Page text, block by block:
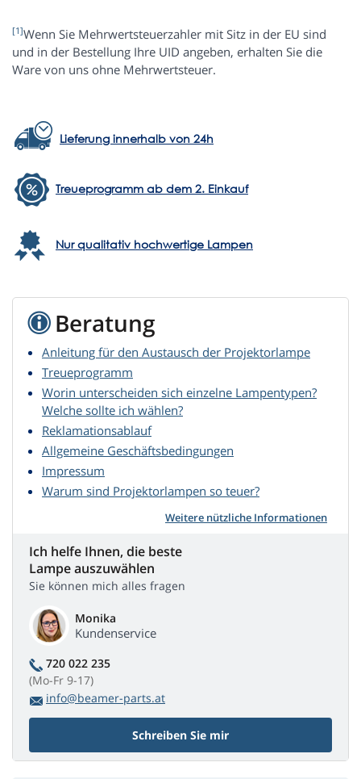
[1]Wenn Sie Mehrwertsteuerzahler mit Sitz in der EU sind
und in der Bestellung Ihre UID angeben, erhalten Sie die
Ware von uns ohne Mehrwertsteuer.
Lieferung innerhalb von 24h
Treueprogramm ab dem 2. Einkauf
Nur qualitativ hochwertige Lampen
Beratung
Anleitung für den Austausch der Projektorlampe
Treueprogramm
Worin unterscheiden sich einzelne Lampentypen?
Welche sollte ich wählen?
Reklamationsablauf
Allgemeine Geschäftsbedingungen
Impressum
Warum sind Projektorlampen so teuer?
Weitere nützliche Informationen
Ich helfe Ihnen, die beste
Lampe auszuwählen
Sie können mich alles fragen
Monika
Kundenservice
720 022 235
(Mo-Fr 9-17)
info@beamer-parts.at
Schreiben Sie mir